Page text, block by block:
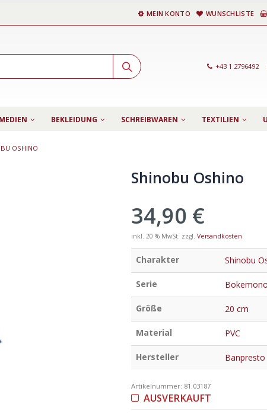
MEIN KONTO WUNSCHLISTE
+43 1 2796492
MEDIEN BEKLEIDUNG SCHREIBWAREN TEXTILIEN
OSHINO
Shinobu Oshino
34,90 €
inkl. 20 % MwSt. zzgl. Versandkosten
Charakter Shinobu
Serie
Größe 20 cm
Material PVC
Hersteller Banpresto
Artikelnummer: 81.03187
AUSVERKAUFT